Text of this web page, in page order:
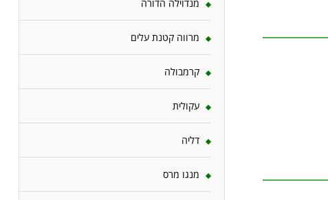
מנדוילה הדורה
מרווה קטנת עלים
קרמבולה
עקולית
דליה
מנגו מרס